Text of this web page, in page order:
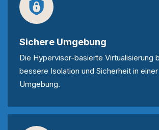
Sichere Umgebung
Die Hypervisor-basierte Virtualisierung
bessere Isolation und Sicherheit in
Umgebung.